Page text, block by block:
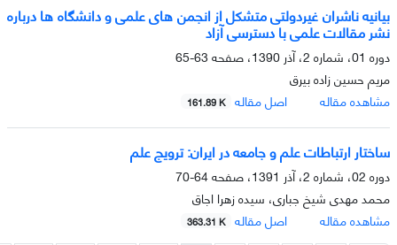
بیانیه ناشران غیردولتى متشکل از انجمن هاى علمى و دانشگاه ها درباره
نشر مقالات علمى با دسترسى آزاد
دوره 01، شماره 2، آذر 1390، صفحه
63-65
مریم حسین زاده بیرق
مشاهده مقاله
اصل مقاله 161.89 K
ساختار ارتباطات علم و جامعه در ایران: ترویج علم
دوره 02، شماره 2، آذر 1391، صفحه
64-70
محمد مهدی شیخ جباری، سیده زهرا اجاق
مشاهده مقاله
اصل مقاله 363.31 K